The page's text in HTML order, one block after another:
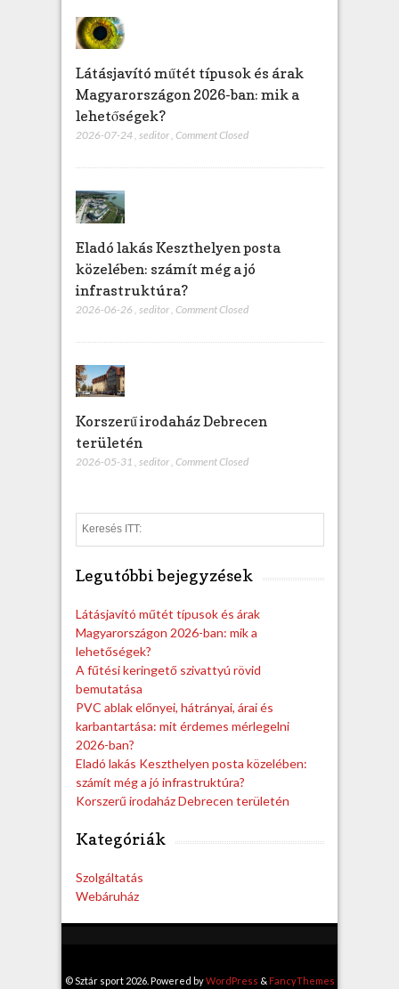
Látásjavító műtét típusok és árak
Magyarországon 2026-ban: mik a
lehetőségek?
2026-07-24, seditor, Comment Closed
Eladó lakás Keszthelyen posta
közelében: számít még a jó
infrastruktúra?
2026-06-26 seditor Comment Closed
Korszerű irodaház Debrecen
területén
2026-05-31 , seditor, Comment Closed
e
Legutóbbi bejegyzések
Látásjavító műtét típusok és árak
Magyarországon 2026-ban: mik a
lehetőségek?
A fűtési keringető szivattyú rövid
bemutatása
PVC ablak előnyei, hátrányai, árai és
karbantartása: mit érdemes mérlegelni
2026-ban?
Eladó lakás Keszthelyen posta közelében:
számít még a jó infrastruktúra?
Korszerű irodaház Debrecen területén
Kategóriák
Szolgáltatás
Webáruház
© Sztár sport 2026. Powered byWordPress & FancyThemes